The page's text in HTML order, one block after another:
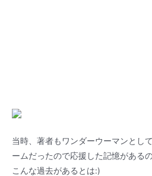
当時、著者もワンダーウーマンとし
ームだったので応援した記憶があるの
こんな過去があるとは:)